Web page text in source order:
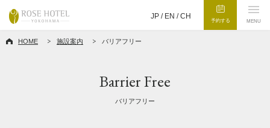
JP / EN /CH
予約する MENU
HOME 施設案内 バリアフリー
Barrier Free
バリアフリー